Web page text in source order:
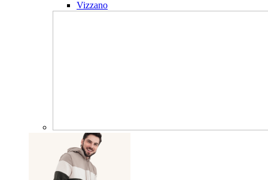
Vizzano